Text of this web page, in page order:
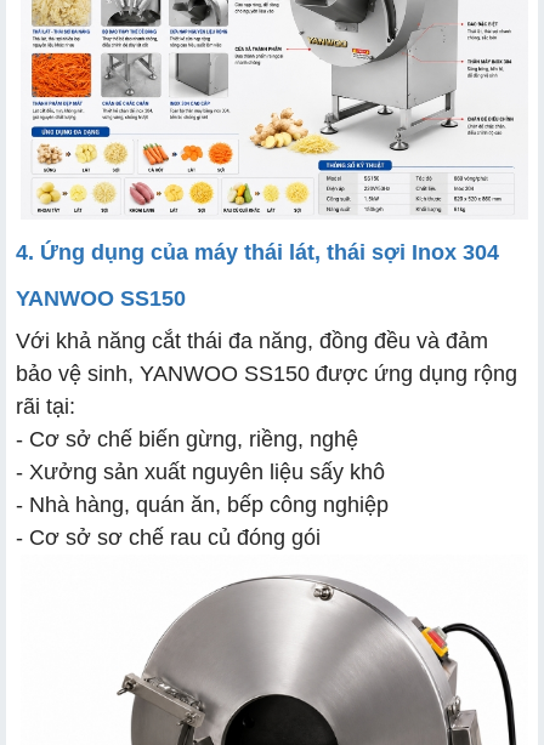
4. Ứng dụng của máy thái lát, thái sợi Inox 304
YANWOO SS150
Với khả năng cắt thái đa năng, đồng đều và đảm
bảo vệ sinh, YANWOO SS150 được ứng dụng rộng
rãi tại:
- Cơ sở chế biến gừng, riềng, nghệ
- Xưởng sản xuất nguyên liệu sấy khô
- Nhà hàng, quán ăn, bếp công nghiệp
- Cơ sở sơ chế rau củ đóng gói